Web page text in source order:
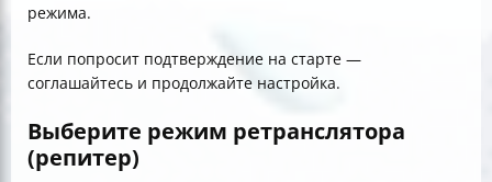
режима.
Если попросит подтверждение на старте —
соглашайтесь и продолжайте настройка.
Выберите режим ретранслятора
(репитер)